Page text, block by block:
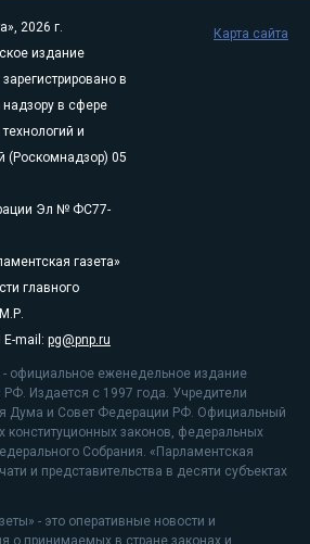
2026 г.
издание
в
в сфере
и
(Роскомнадзор) 05
Эл № ФС77-
газета»
главного
mail: pg@pnp.ru
- официальное еженедельное издание
Издается с 1997 года. Учредители
Дума и Совет Федерации РФ. Официальный
конституционных законов, федеральных
Собрания. «Парламентская
и представительства в десяти субъектах
- это оперативные новости и
о принимаемых в стране законах и
Карта сайта